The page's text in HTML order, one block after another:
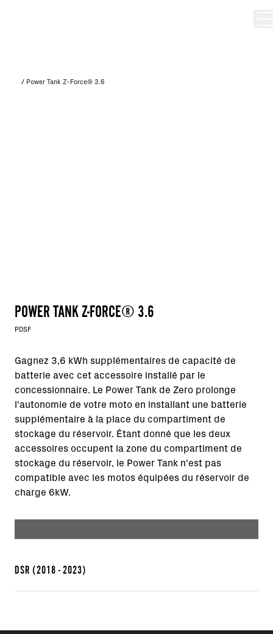
/ Power Tank Z-Force® 3.6
POWER TANK Z-FORCE® 3.6
PDSF
Gagnez 3,6 kWh supplémentaires de capacité de
batterie avec cet accessoire installé par le
concessionnaire. Le Power Tank de Zero prolonge
l'autonomie de votre moto en installant une batterie
supplémentaire à la place du compartiment de
stockage du réservoir. Étant donné que les deux
accessoires occupent la zone du compartiment de
stockage du réservoir, le Power Tank n'est pas
compatible avec les motos équipées du réservoir de
charge 6kW.
DSR (2018 - 2023)